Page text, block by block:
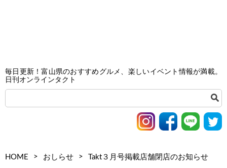
毎日更新！富山県のおすすめグルメ、楽しいイベント情報が満載。
日刊オンラインタクト
HOME > おしらせ > Takt３月号掲載店舗閉店のお知らせ